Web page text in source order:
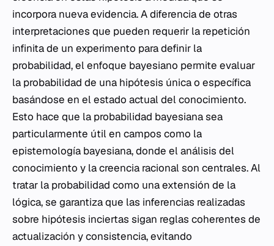
incorpora nueva evidencia. A diferencia de otras
interpretaciones que pueden requerir la repetición
infinita de un experimento para definir la
probabilidad, el enfoque bayesiano permite evaluar
la probabilidad de una hipótesis única o específica
basándose en el estado actual del conocimiento.
Esto hace que la probabilidad bayesiana sea
particularmente útil en campos como la
epistemología bayesiana, donde el análisis del
conocimiento y la creencia racional son centrales. Al
tratar la probabilidad como una extensión de la
lógica, se garantiza que las inferencias realizadas
sobre hipótesis inciertas sigan reglas coherentes de
actualización y consistencia, evitando